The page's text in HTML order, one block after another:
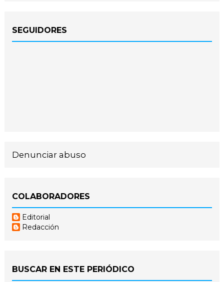
SEGUIDORES
Denunciar abuso
COLABORADORES
Editorial
Redacción
BUSCAR EN ESTE PERIÓDICO